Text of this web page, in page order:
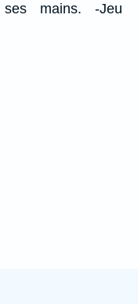
mains. -Jeu